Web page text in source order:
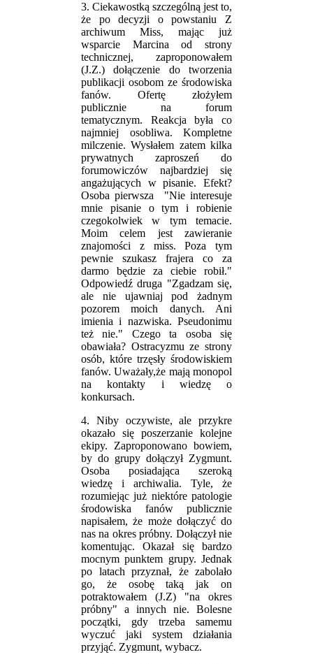
3. Ciekawostką szczególną jest to,
że po decyzji o powstaniu Z
archiwum Miss, mając już
wsparcie Marcina od strony
technicznej, zaproponowałem
(J.Z.) dołączenie do tworzenia
publikacji osobom ze środowiska
fanów. Ofertę złożyłem
publicznie na forum
tematycznym. Reakcja była co
najmniej osobliwa. Kompletne
milczenie. Wysłałem zatem kilka
prywatnych zaproszeń do
forumowiczów najbardziej się
angażujących w pisanie. Efekt?
Osoba pierwsza "Nie interesuje
mnie pisanie o tym i robienie
czegokolwiek w tym temacie.
Moim celem jest zawieranie
znajomości z miss. Poza tym
pewnie szukasz frajera co za
darmo będzie za ciebie robił."
Odpowiedź druga "Zgadzam się,
ale nie ujawniaj pod żadnym
pozorem moich danych. Ani
imienia i nazwiska. Pseudonimu
też nie." Czego ta osoba się
obawiała? Ostracyzmu ze strony
osób, które trzęsły środowiskiem
fanów. Uważały,że mają monopol
na kontakty i wiedzę o
konkursach.
4. Niby oczywiste, ale przykre
okazało się poszerzanie kolejne
ekipy. Zaproponowano bowiem,
by do grupy dołączył Zygmunt.
Osoba posiadająca szeroką
wiedzę i archiwalia. Tyle, że
rozumiejąc już niektóre patologie
środowiska fanów publicznie
napisałem, że może dołączyć do
nas na okres próbny. Dołączył nie
komentując. Okazał się bardzo
mocnym punktem grupy. Jednak
po latach przyznał, że zabolało
go, że osobę taką jak on
potraktowałem (J.Z) "na okres
próbny" a innych nie. Bolesne
początki, gdy trzeba samemu
wyczuć jaki system działania
przyjąć. Zygmunt, wybacz.